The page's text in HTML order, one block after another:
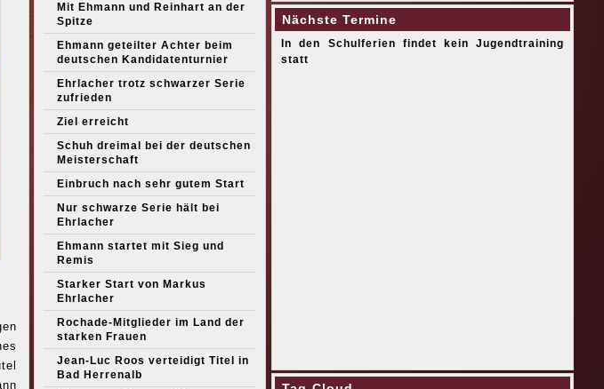
Mit Ehmann und Reinhart an der
Spitze
Ehmann geteilter Achter beim
deutschen Kandidatenturnier
Ehrlacher trotz schwarzer Serie
zufrieden
Ziel erreicht
Schuh dreimal bei der deutschen
Meisterschaft
Einbruch nach sehr gutem Start
Nur schwarze Serie hält bei
Ehrlacher
Ehmann startet mit Sieg und
Remis
Starker Start von Markus
Ehrlacher
Rochade-Mitglieder im Land der
starken Frauen
Jean-Luc Roos verteidigt Titel in
Bad Herrenalb
Nächste Termine
In den Schulferien findet kein Jugendtraining
statt